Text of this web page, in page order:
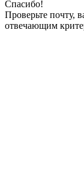
Спасибо!
Проверьте почту,
отвечающим